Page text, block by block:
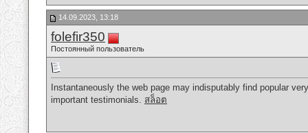
14.09.2023, 13:18
folefir350
Постоянный пользователь
Instantaneously the web page may indisputably find popular
important testimonials. สล็อต